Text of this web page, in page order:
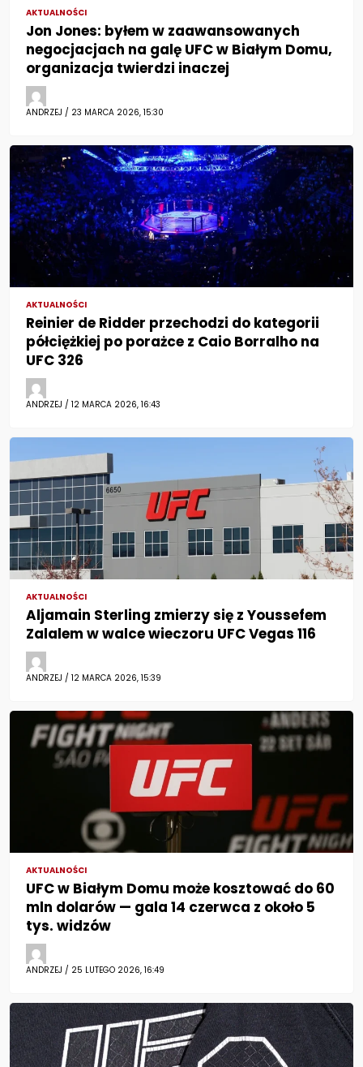
AKTUALNOŚCI
Jon Jones: byłem w zaawansowanych
negocjacjach na galę UFC w Białym Domu,
organizacja twierdzi inaczej
ANDRZEJ / 23 MARCA 2026, 15:30
AKTUALNOŚCI
Reinier de Ridder przechodzi do kategorii
półciężkiej po porażce z Caio Borralho na
UFC 326
ANDRZEJ / 12 MARCA 2026, 16:43
AKTUALNOŚCI
Aljamain Sterling zmierzy się z Youssefem
Zalalem w walce wieczoru UFC Vegas 116
ANDRZEJ / 12 MARCA 2026, 15:39
AKTUALNOŚCI
UFC w Białym Domu może kosztować do 60
mln dolarów — gala 14 czerwca z około 5
tys. widzów
ANDRZEJ / 25 LUTEGO 2026, 16:49